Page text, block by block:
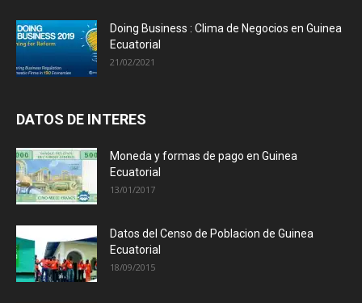
Doing Business : Clima de Negocios en Guinea
Ecuatorial
21/02/2021
DATOS DE INTERES
Moneda y formas de pago en Guinea
Ecuatorial
13/01/2017
Datos del Censo de Poblacion de Guinea
Ecuatorial
18/09/2015